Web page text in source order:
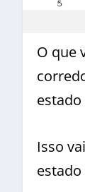
O que
Isso